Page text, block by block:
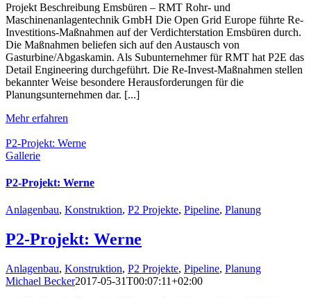
Projekt Beschreibung Emsbüren – RMT Rohr- und
Maschinenanlagentechnik GmbH Die Open Grid Europe führte Re-
Investitions-Maßnahmen auf der Verdichterstation Emsbüren durch.
Die Maßnahmen beliefen sich auf den Austausch von
Gasturbine/Abgaskamin. Als Subunternehmer für RMT hat P2E das
Detail Engineering durchgeführt. Die Re-Invest-Maßnahmen stellen
bekannter Weise besondere Herausforderungen für die
Planungsunternehmen dar. [...]
Mehr erfahren
P2-Projekt: Werne
Gallerie
P2-Projekt: Werne
Anlagenbau, Konstruktion, P2 Projekte, Pipeline, Planung
P2-Projekt: Werne
Anlagenbau, Konstruktion, P2 Projekte, Pipeline, Planung
Michael Becker2017-05-31T00:07:11+02:00